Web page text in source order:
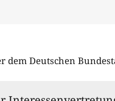
dem Deutschen